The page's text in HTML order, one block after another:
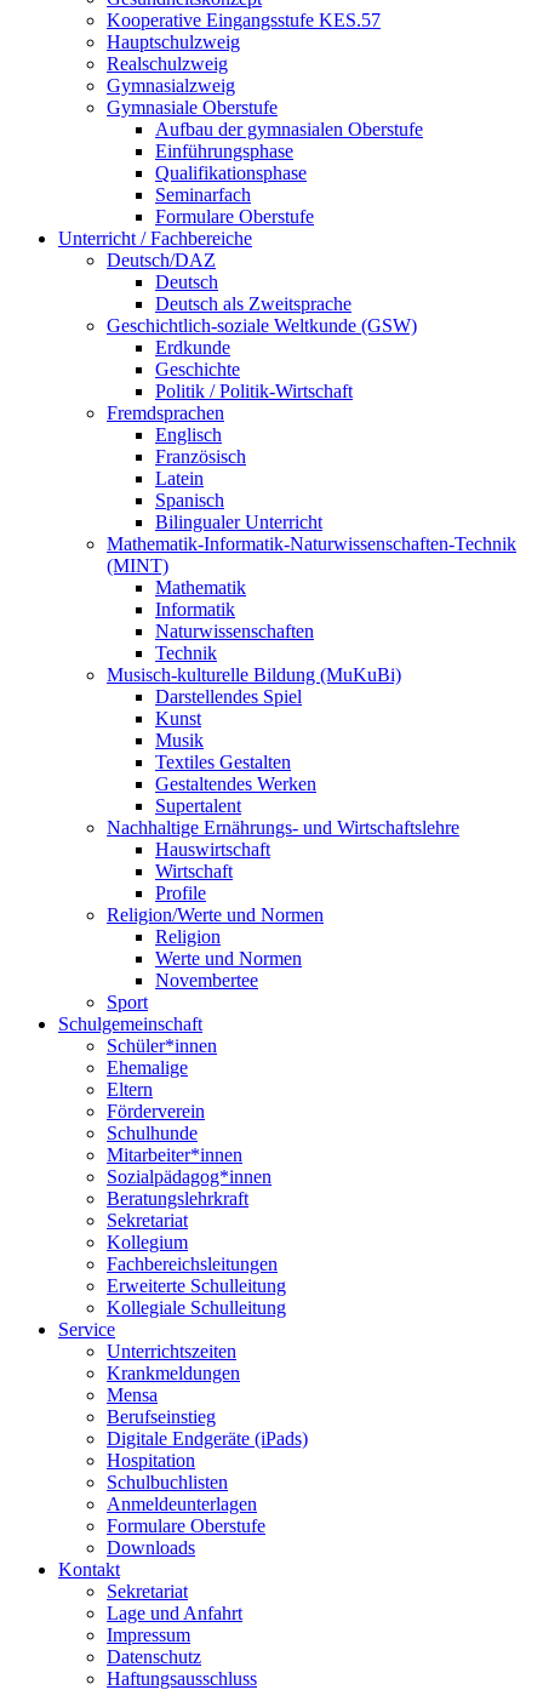
Kooperative Eingangsstufe KES.57
Hauptschulzweig
Realschulzweig
Gymnasialzweig
Gymnasiale Oberstufe
Aufbau der gymnasialen Oberstufe
Einführungsphase
Qualifikationsphase
Seminarfach
Formulare Oberstufe
Unterricht / Fachbereiche
Deutsch/DAZ
Deutsch
Deutsch als Zweitsprache
Geschichtlich-soziale Weltkunde (GSW)
Erdkunde
Geschichte
Politik / Politik-Wirtschaft
Fremdsprachen
Englisch
Französisch
Latein
Spanisch
Bilingualer Unterricht
Mathematik-Informatik-Naturwissenschaften-Technik
(MINT)
Mathematik
Informatik
Naturwissenschaften
Technik
Musisch-kulturelle Bildung (MuKuBi)
Darstellendes Spiel
Kunst
Musik
Textiles Gestalten
Gestaltendes Werken
Supertalent
Nachhaltige Ernährungs- und Wirtschaftslehre
Hauswirtschaft
Wirtschaft
Profile
Religion/Werte und Normen
Religion
Werte und Normen
Novembertee
Sport
Schulgemeinschaft
Schüler*innen
Ehemalige
Eltern
Förderverein
Schulhunde
Mitarbeiter*innen
Sozialpädagog*innen
Beratungslehrkraft
Sekretariat
Kollegium
Fachbereichsleitungen
Erweiterte Schulleitung
Kollegiale Schulleitung
Service
Unterrichtszeiten
Krankmeldungen
Mensa
Berufseinstieg
Digitale Endgeräte (iPads)
Hospitation
Schulbuchlisten
Anmeldeunterlagen
Formulare Oberstufe
Downloads
Kontakt
Sekretariat
Lage und Anfahrt
Impressum
Datenschutz
Haftungsausschluss